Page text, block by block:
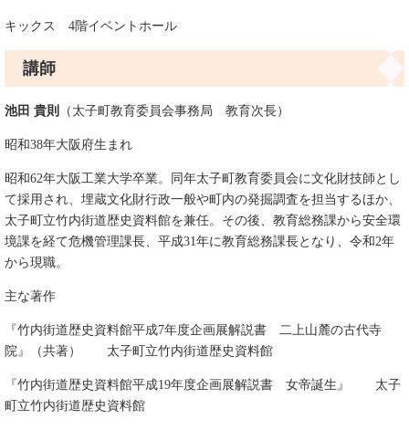
キックス 4階イベントホール
講師
池田 貴則 （太子町教育委員会事務局 教育次長）
昭和38年大阪府生まれ
昭和62年大阪工業大学卒業。同年太子町教育委員会に文化財技師とし
て採用され、埋蔵文化財行政一般や町内の発掘調査を担当するほか、
太子町立竹内街道歴史資料館を兼任。その後、教育総務課から安全環
境課を経て危機管理課長、平成31年に教育総務課長となり、令和2年
から現職。
主な著作
『竹内街道歴史資料館平成7年度企画展解説書 二上山麓の古代寺
院』（共著） 太子町立竹内街道歴史資料館
『竹内街道歴史資料館平成19年度企画展解説書 女帝誕生』 太子
町立竹内街道歴史資料館